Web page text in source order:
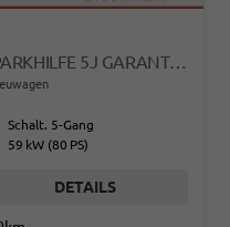
ESSENCE 1,0 MPI KLIMA EINPARKHILFE 5J GARANTIE LED SCHEINWERFER BLUETOOTH
Schalt. 5-Gang
59 kW (80 PS)
DETAILS